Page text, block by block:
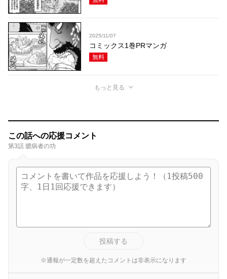
2025/11/07
コミックス1巻PRマンガ
無料
もっと見る
この話への応援コメント
第3話 臆病者の功
投稿する
※通報が一定数を超えたコメントは非表示になります